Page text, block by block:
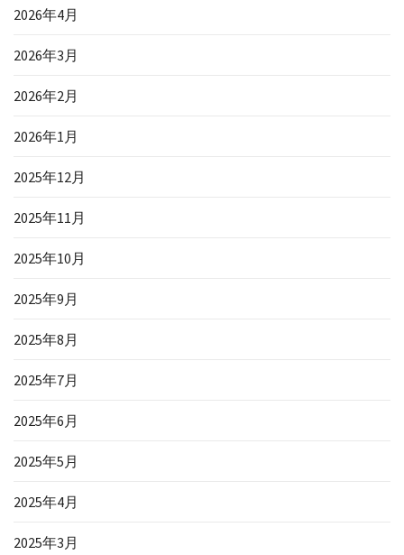
2026年4月
2026年3月
2026年2月
2026年1月
2025年12月
2025年11月
2025年10月
2025年9月
2025年8月
2025年7月
2025年6月
2025年5月
2025年4月
2025年3月